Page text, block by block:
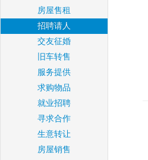
房屋售租
招聘请人
交友征婚
旧车转售
服务提供
求购物品
就业招聘
寻求合作
生意转让
房屋销售